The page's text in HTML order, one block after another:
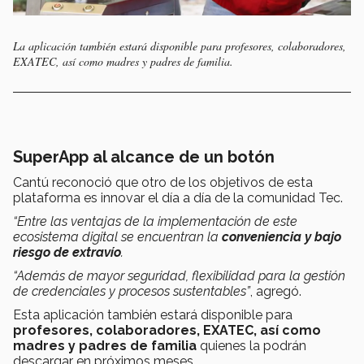
La aplicación también estará disponible para profesores, colaboradores,
EXATEC, así como madres y padres de familia.
SuperApp al alcance de un botón
Cantú reconoció que otro de los objetivos de esta
plataforma es innovar el día a día de la comunidad Tec.
“Entre las ventajas de la implementación de este
ecosistema digital se encuentran la conveniencia y bajo
riesgo de extravío.
“Además de mayor seguridad, flexibilidad para la gestión
de credenciales y procesos sustentables”, agregó.
Esta aplicación también estará disponible para
profesores, colaboradores, EXATEC, así como
madres y padres de familia quienes la podrán